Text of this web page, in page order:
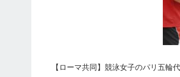
【ローマ共同】競泳女子のパリ五